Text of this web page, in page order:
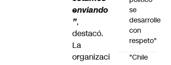
enviando
”,
destacó.
La
organizaci
se
desarrolle
con
respeto"
"Chile